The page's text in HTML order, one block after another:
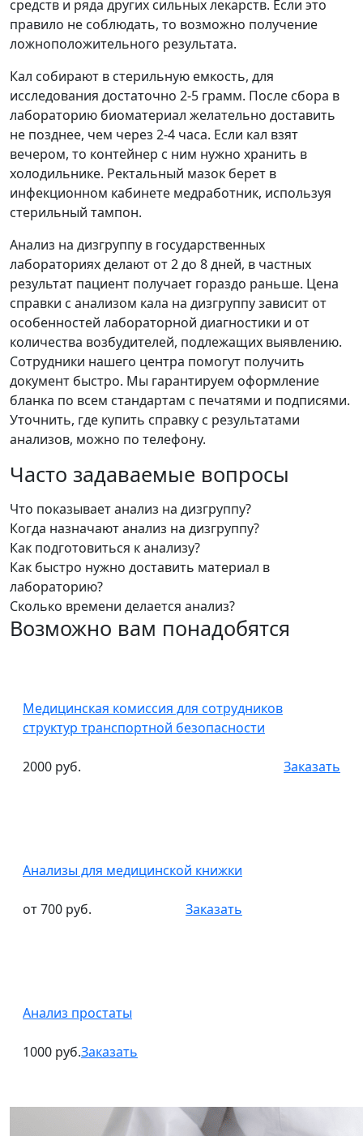
средств и ряда других сильных лекарств. Если это
правило не соблюдать, то возможно получение
ложноположительного результата.
Кал собирают в стерильную емкость, для
исследования достаточно 2-5 грамм. После сбора в
лабораторию биоматериал желательно доставить
не позднее, чем через 2-4 часа. Если кал взят
вечером, то контейнер с ним нужно хранить в
холодильнике. Ректальный мазок берет в
инфекционном кабинете медработник, используя
стерильный тампон.
Анализ на дизгруппу в государственных
лабораториях делают от 2 до 8 дней, в частных
результат пациент получает гораздо раньше. Цена
справки с анализом кала на дизгруппу зависит от
особенностей лабораторной диагностики и от
количества возбудителей, подлежащих выявлению.
Сотрудники нашего центра помогут получить
документ быстро. Мы гарантируем оформление
бланка по всем стандартам с печатями и подписями.
Уточнить, где купить справку с результатами
анализов, можно по телефону.
Часто задаваемые вопросы
Что показывает анализ на дизгруппу?
Когда назначают анализ на дизгруппу?
Как подготовиться к анализу?
Как быстро нужно доставить материал в
лабораторию?
Сколько времени делается анализ?
Возможно вам понадобятся
Медицинская комиссия для сотрудников
структур транспортной безопасности
2000 руб. Заказать
Анализы для медицинской книжки
от 700 руб. Заказать
Анализ простаты
1000 руб.Заказать